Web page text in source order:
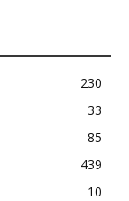
230
33
85
439
10